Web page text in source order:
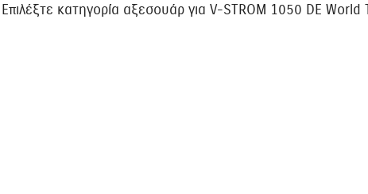
Επιλέξτε κατηγορία αξεσουάρ για V-STROM 1050 DE World